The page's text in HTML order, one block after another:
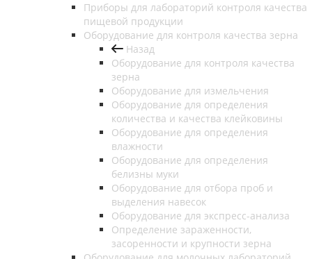
Приборы для лабораторий контроля качества
пищевой продукции
Оборудование для контроля качества зерна
Назад
Оборудование для контроля качества
зерна
Оборудование для измельчения
Оборудование для определения
количества и качества клейковины
Оборудование для определения
влажности
Оборудование для определения
белизны муки
Оборудование для отбора проб и
выделения навесок
Оборудование для экспресс-анализа
Определение зараженности,
засоренности и крупности зерна